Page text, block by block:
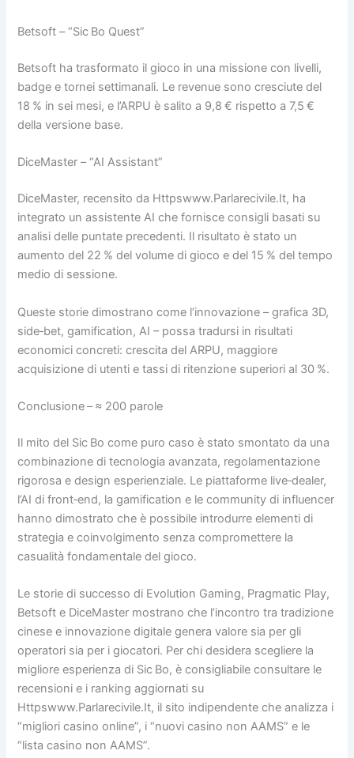
Betsoft – “Sic Bo Quest”
Betsoft ha trasformato il gioco in una missione con livelli,
badge e tornei settimanali. Le revenue sono cresciute del
18 % in sei mesi, e l’ARPU è salito a 9,8 € rispetto a 7,5 €
della versione base.
DiceMaster – “AI Assistant”
DiceMaster, recensito da Httpswww.Parlarecivile.It, ha
integrato un assistente AI che fornisce consigli basati su
analisi delle puntate precedenti. Il risultato è stato un
aumento del 22 % del volume di gioco e del 15 % del tempo
medio di sessione.
Queste storie dimostrano come l’innovazione – grafica 3D,
side‑bet, gamification, AI – possa tradursi in risultati
economici concreti: crescita del ARPU, maggiore
acquisizione di utenti e tassi di ritenzione superiori al 30 %.
Conclusione – ≈ 200 parole
Il mito del Sic Bo come puro caso è stato smontato da una
combinazione di tecnologia avanzata, regolamentazione
rigorosa e design esperienziale. Le piattaforme live‑dealer,
l’AI di front‑end, la gamification e le community di influencer
hanno dimostrato che è possibile introdurre elementi di
strategia e coinvolgimento senza compromettere la
casualità fondamentale del gioco.
Le storie di successo di Evolution Gaming, Pragmatic Play,
Betsoft e DiceMaster mostrano che l’incontro tra tradizione
cinese e innovazione digitale genera valore sia per gli
operatori sia per i giocatori. Per chi desidera scegliere la
migliore esperienza di Sic Bo, è consigliabile consultare le
recensioni e i ranking aggiornati su
Httpswww.Parlarecivile.It, il sito indipendente che analizza i
“migliori casino online”, i “nuovi casino non AAMS” e le
“lista casino non AAMS”.